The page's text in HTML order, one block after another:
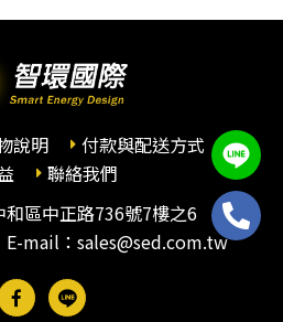
說明
付款與配送方式
聯絡我們
區中正路736號7樓之6
E-mail：sales@sed.com.tw